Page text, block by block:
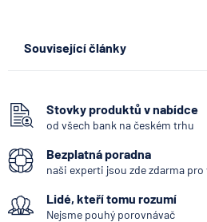
Související články
Stovky produktů v nabídce
od všech bank na českém trhu
Bezplatná poradna
naši experti jsou zde zdarma pro
Lidé, kteří tomu rozumí
Nejsme pouhý porovnávač